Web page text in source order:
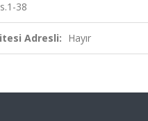
38
Adresli: Hayır